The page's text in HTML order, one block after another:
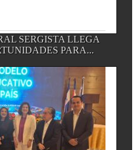
SERGISTA LLEGA
PARA...